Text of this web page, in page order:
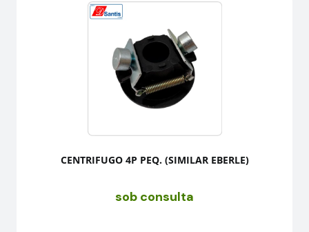
CENTRIFUGO 4P PEQ. (SIMILAR EBERLE)
sob consulta